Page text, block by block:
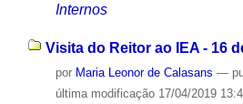
Internos
Visita do Reitor ao IEA - 16
por Maria Leonor de Calasans —
última modificação17/04/2019